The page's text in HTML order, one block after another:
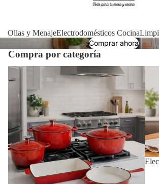
Ollas y MenajeElectrodomésticos Cocina
Comprar ahora
Compra por categoría
Ollas y Menaje